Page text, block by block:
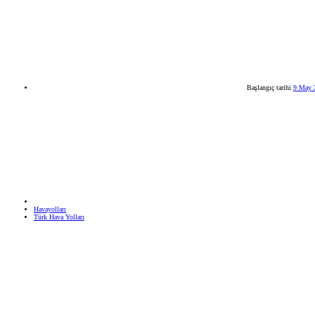
Başlangıç tarihi 9 May
Havayolları
Türk Hava Yolları